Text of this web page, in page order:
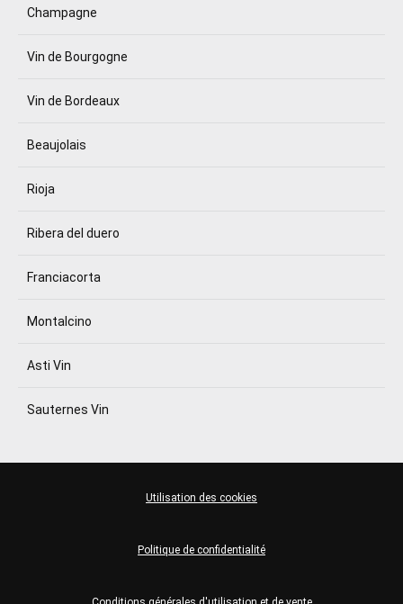
Champagne
Vin de Bourgogne
Vin de Bordeaux
Beaujolais
Rioja
Ribera del duero
Franciacorta
Montalcino
Asti Vin
Sauternes Vin
Politique de confidentialité
Utilisation des cookies